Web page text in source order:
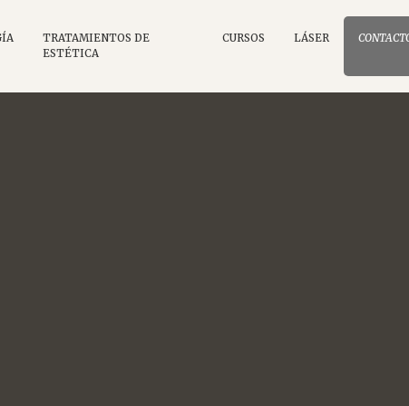
TRATAMIENTOS DE
ESTÉTICA
CURSOS LÁSER